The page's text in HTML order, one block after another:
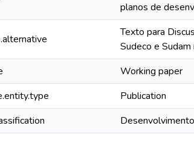
planos de
Texto para
Sudeco e
Working paper
Publication